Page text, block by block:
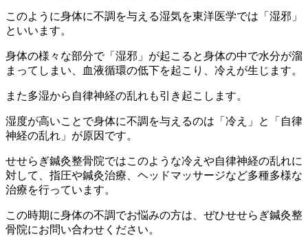
このように身体に不調を与える湿気を東洋医学では「湿邪」
といいます。
身体の様々な部分で「湿邪」が起こると身体の中で水分が溜
まってしまい、血液循環の低下を起こり、冷えが生じます。
また多湿から自律神経の乱れも引き起こします。
湿度が高いことで身体に不調を与えるのは「冷え」と「自律
神経の乱れ」が原因です。
せせらぎ鍼灸整骨院ではこのような冷えや自律神経の乱れに
対して、指圧や鍼灸治療、ヘッドマッサージなど多種多様な
治療を行っています。
この時期に身体の不調でお悩みの方は、ぜひせせらぎ鍼灸整
骨院にお問い合わせください。